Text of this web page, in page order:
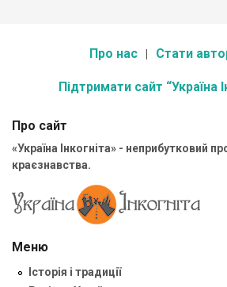
Про нас Стати
Підтримати сайт “Україна
Про сайт
«Україна Інкогніта» - неприбутковий
краєзнавства.
Меню
Історія і традиції